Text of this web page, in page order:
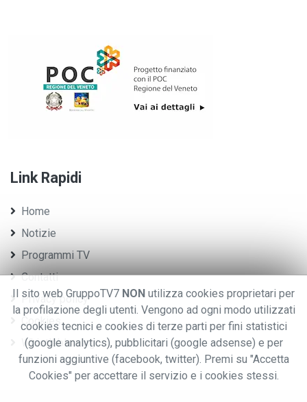
Link Rapidi
Home
Notizie
Programmi TV
Contatti
Privacy policy
Cookies
Whistleblowing
Il sito web GruppoTV7 NON utilizza cookies proprietari per
la profilazione degli utenti. Vengono ad ogni modo utilizzati
cookies tecnici e cookies di terze parti per fini statistici
(google analytics), pubblicitari (google adsense) e per
funzioni aggiuntive (facebook, twitter). Premi su "Accetta
Cookies" per accettare il servizio e i cookies stessi.